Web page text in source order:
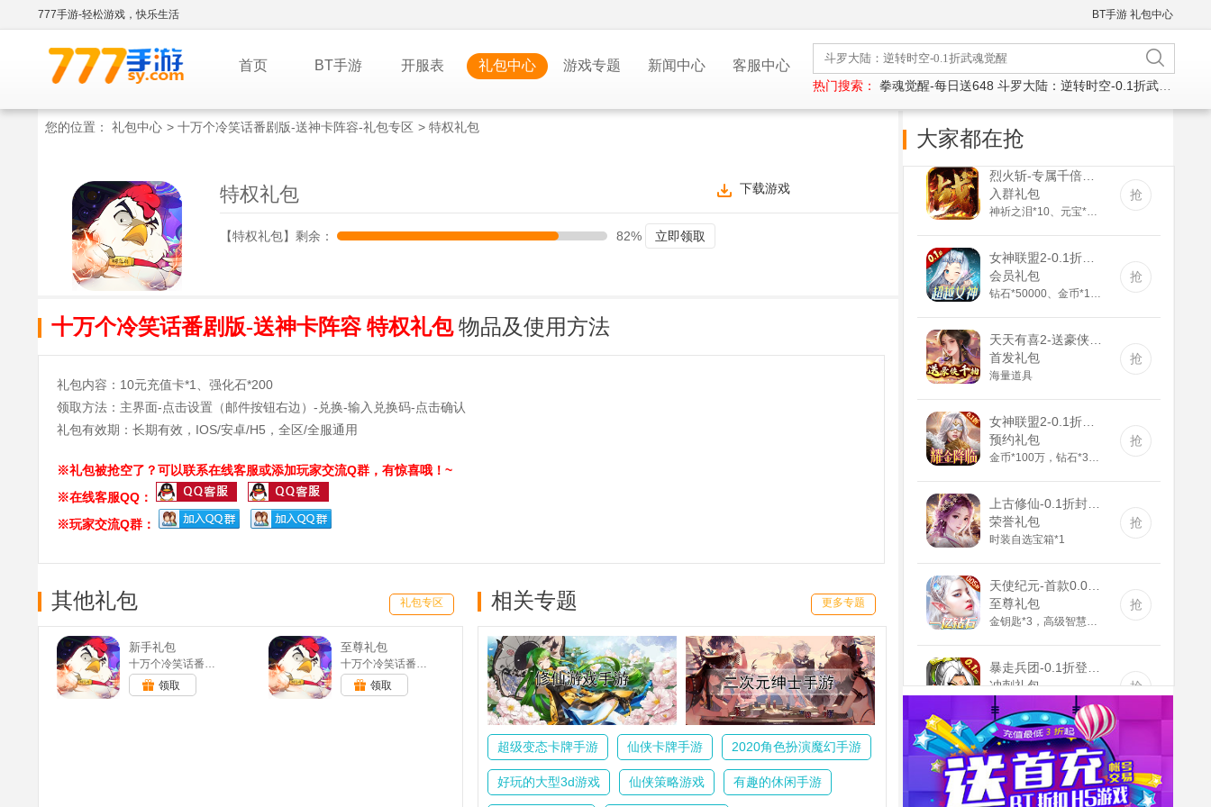
777手游-轻松游戏，快乐生活 BT手游 礼包中心
首页 BT手游 开服表 礼包中心 游戏专题 新闻中心 客服中心
热门搜索： 拳魂觉醒-每日送648 斗罗大陆：逆转时空-0.1折武魂觉醒
您的位置： 礼包中心 > 十万个冷笑话番剧版-送神卡阵容-礼包专区 > 特权礼包
特权礼包 下载游戏
【特权礼包】剩余： 82% 立即领取
十万个冷笑话番剧版-送神卡阵容 特权礼包物品及使用方法
礼包内容：10元充值卡*1、强化石*200
领取方法：主界面-点击设置（邮件按钮右边）-兑换-输入兑换码-点击确认
礼包有效期：长期有效，IOS/安卓/H5，全区/全服通用
※礼包被抢空了？可以联系在线客服或添加玩家交流Q群，有惊喜哦！~
※在线客服QQ：
※玩家交流Q群：
其他礼包 礼包专区
新手礼包
十万个冷笑话番剧版-送神卡阵容(GM版)
领取
至尊礼包
十万个冷笑话番剧版-送神卡阵容(GM版)
领取
相关专题 更多专题
超级变态卡牌手游 仙侠卡牌手游 2020角色扮演魔幻手游
好玩的大型3d游戏 仙侠策略游戏 有趣的休闲手游
大家都在抢
烈火斩-专属千倍爆(满v)
入群礼包
抢
会员礼包
抢
首发礼包
海量道具
抢
预约礼包
抢
荣誉礼包
时装自选宝箱*1
抢
至尊礼包
抢
冲刺礼包
1000钻石，10000金币，精灵长袍
抢
神兽连萌-永久0.1折(无VIP)
延期礼包
高级召唤券*10
抢